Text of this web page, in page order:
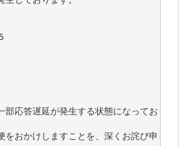
部応答遅延が発生する状態になっております
をおかけしますことを、深くお詫び申し上げ